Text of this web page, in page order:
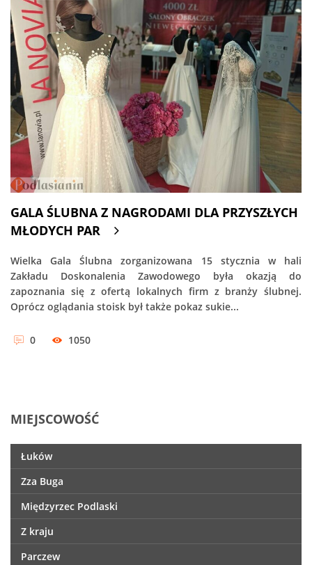
GALA ŚLUBNA Z NAGRODAMI DLA PRZYSZŁYCH
MŁODYCH PAR
Wielka Gala Ślubna zorganizowana 15 stycznia w hali
Zakładu Doskonalenia Zawodowego była okazją do
zapoznania się z ofertą lokalnych firm z branży ślubnej.
Oprócz oglądania stoisk był także pokaz sukie...
0 1050
MIEJSCOWOŚĆ
Łuków
Zza Buga
Międzyrzec Podlaski
Z kraju
Parczew